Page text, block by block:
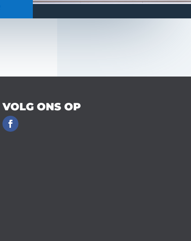
VOLG ONS OP